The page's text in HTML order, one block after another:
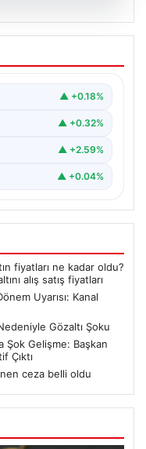
Son
Türkiye'nin▲ +0.18%
▲ +0.32%
▲ +2.59%
▲ +0.04%
fiyatları ne kadar oldu?
alış satış fiyatları
Uyarısı: Kanal
Gözaltı Şoku
Şok Gelişme: Başkan
Çıktı
ceza belli oldu